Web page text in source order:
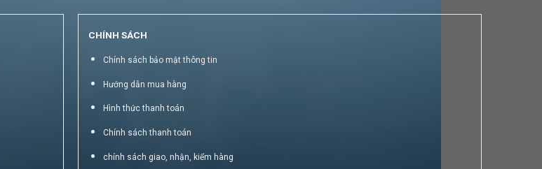
CHÍNH SÁCH
Chính sách bảo mật thông tin
Hướng dẫn mua hàng
Hình thức thanh toán
Chính sách thanh toán
chính sách giao, nhận, kiểm hàng